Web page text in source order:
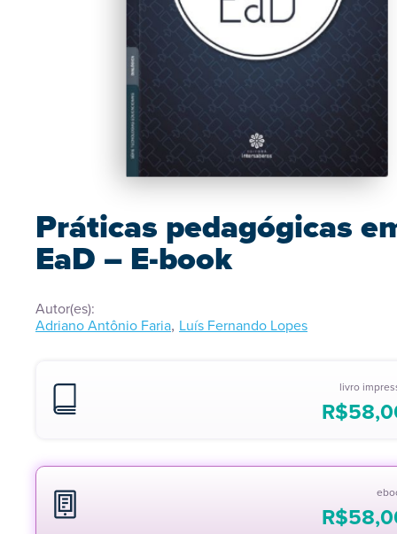
Práticas pedagógicas
EaD – E-book
Autor(es):
Adriano Antônio Faria, Luís Fernando Lopes
livro
R$
R$